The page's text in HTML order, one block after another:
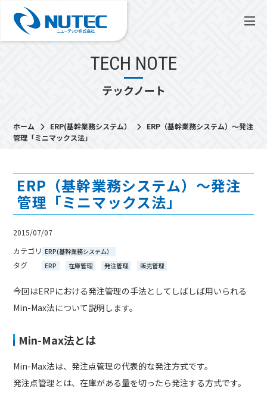
TECH NOTE
テックノート
ホーム ERP(基幹業務システム）
ERP（基幹業務システム）～発注
管理「ミニマックス法」
ERP（基幹業務システム）～発注
管理「ミニマックス法」
2015/07/07
カテゴリ ERP(基幹業務システム）
タグ ERP 在庫管理 発注管理 販売管理
今回はERPにおける発注管理の手法としてしばしば用いられる
Min-Max法について説明します。
Min-Max法とは
Min-Max法は、発注点管理の代表的な発注方式です。
発注点管理とは、在庫がある量を切ったら発注する方式です。